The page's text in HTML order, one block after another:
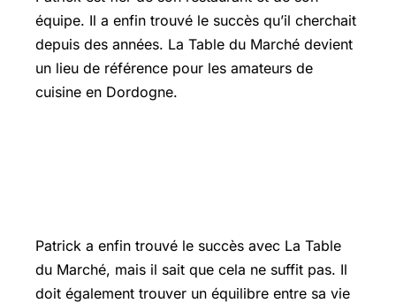
équipe. Il a enfin trouvé le succès qu’il cherchait
depuis des années. La Table du Marché devient
un lieu de référence pour les amateurs de
cuisine en Dordogne.
Patrick a enfin trouvé le succès avec La Table
du Marché, mais il sait que cela ne suffit pas. Il
doit également trouver un équilibre entre sa vie